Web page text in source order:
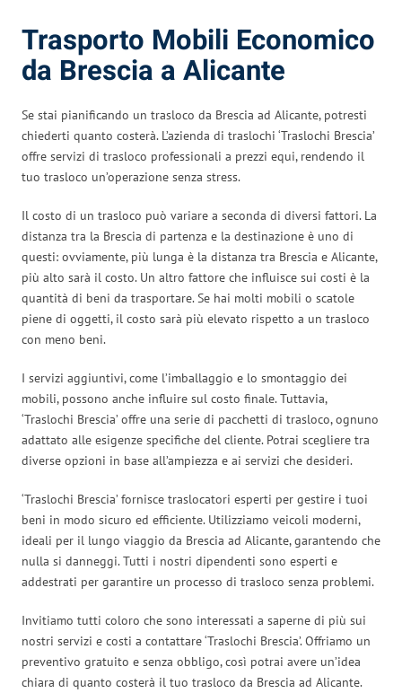
Trasporto Mobili Economico
da Brescia a Alicante
Se stai pianificando un trasloco da Brescia ad Alicante, potresti
chiederti quanto costerà. L’azienda di traslochi ‘Traslochi Brescia’
offre servizi di trasloco professionali a prezzi equi, rendendo il
tuo trasloco un’operazione senza stress.
Il costo di un trasloco può variare a seconda di diversi fattori. La
distanza tra la Brescia di partenza e la destinazione è uno di
questi: ovviamente, più lunga è la distanza tra Brescia e Alicante,
più alto sarà il costo. Un altro fattore che influisce sui costi è la
quantità di beni da trasportare. Se hai molti mobili o scatole
piene di oggetti, il costo sarà più elevato rispetto a un trasloco
con meno beni.
I servizi aggiuntivi, come l’imballaggio e lo smontaggio dei
mobili, possono anche influire sul costo finale. Tuttavia,
‘Traslochi Brescia’ offre una serie di pacchetti di trasloco, ognuno
adattato alle esigenze specifiche del cliente. Potrai scegliere tra
diverse opzioni in base all’ampiezza e ai servizi che desideri.
‘Traslochi Brescia’ fornisce traslocatori esperti per gestire i tuoi
beni in modo sicuro ed efficiente. Utilizziamo veicoli moderni,
ideali per il lungo viaggio da Brescia ad Alicante, garantendo che
nulla si danneggi. Tutti i nostri dipendenti sono esperti e
addestrati per garantire un processo di trasloco senza problemi.
Invitiamo tutti coloro che sono interessati a saperne di più sui
nostri servizi e costi a contattare ‘Traslochi Brescia’. Offriamo un
preventivo gratuito e senza obbligo, così potrai avere un’idea
chiara di quanto costerà il tuo trasloco da Brescia ad Alicante.